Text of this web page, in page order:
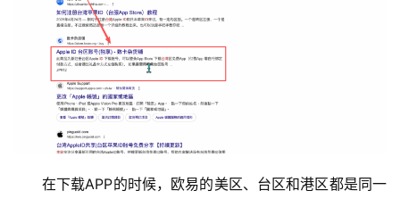
在下载APP的时候，欧易的美区、台区和港区都是同一